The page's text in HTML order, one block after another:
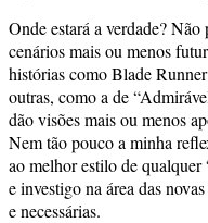
Onde estará a verdade?
cenários mais ou menos
histórias como Blade
outras, como a de
dão visões mais ou menos
Nem tão pouco a minha
ao melhor estilo de
e investigo na área das
e necessárias.